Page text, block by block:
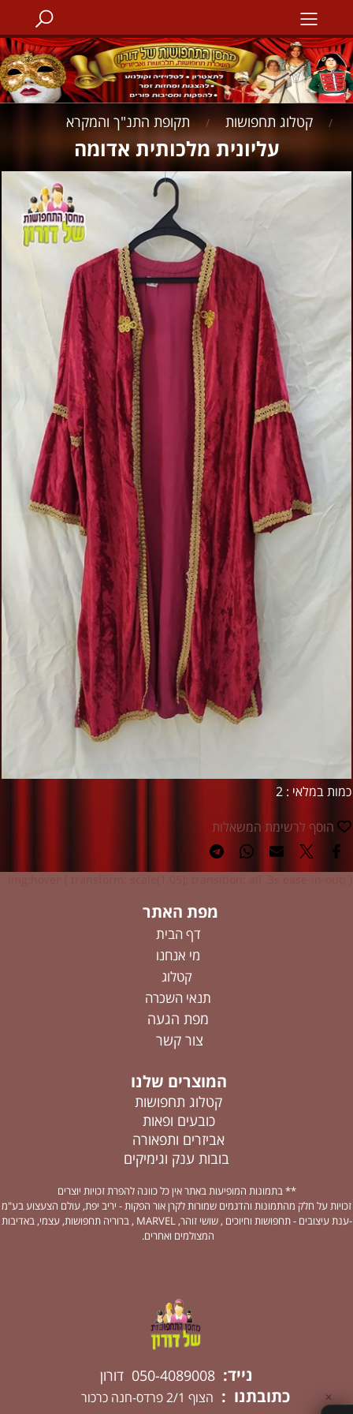
/ קטלוג תחפושות / תקופת התנ"ך והמקרא
עליונית מלכותית אדומה
כמות במלאי : 2
הוסף לרשימת המשאלות
מפת האתר
דף הבית
מי אנחנו
קטלוג
תנאי השכרה
מפת הגעה
צור קשר
המוצרים שלנו
קטלוג תחפושות
כובעים ופאות
אביזרים ותפאורה
בובות ענק וגימיקים
** בתמונות המופיעות באתר אין כל כוונה להפרת זכויות יוצרים
זכויות על חלק מהתמונות והדגמים שמורות לקרן אור הפקות - יריב יפת, עולם הצעצוע בע"מ
-ענת עיצובים - תחפושות וחיוכים , שושי זוהר, MARVEL , ברוריה תחפושות, עצמי, באדיבות
המצולמים ואחרים.
נייד: 050-4089008 דורון
כתובתנו : הצוף 2/1 פרדס-חנה כרכור ✕